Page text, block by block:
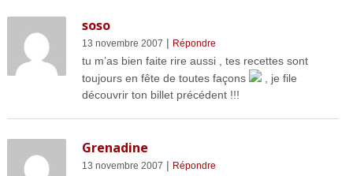
soso
13 novembre 2007 | Répondre
tu m’as bien faite rire aussi , tes recettes sont
toujours en fête de toutes façons
, je file
découvrir ton billet précédent !!!
Grenadine
13 novembre 2007 | Répondre